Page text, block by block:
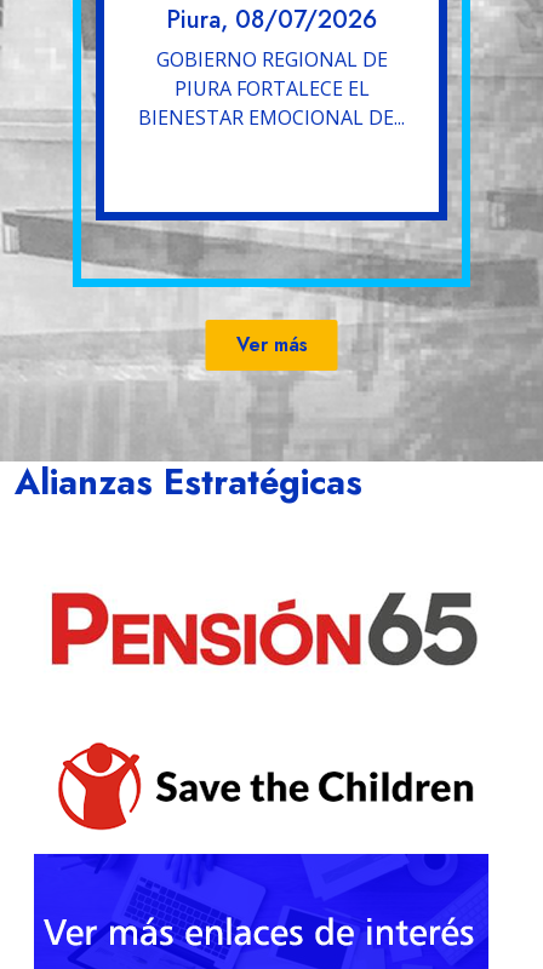
Piura, 08/07/2026
GOBIERNO REGIONAL DE
PIURA FORTALECE EL
BIENESTAR EMOCIONAL DE...
Ver más
Alianzas Estratégicas